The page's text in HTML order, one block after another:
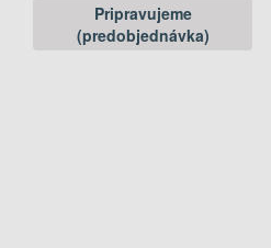
Pripravujeme
(predobjednávka)